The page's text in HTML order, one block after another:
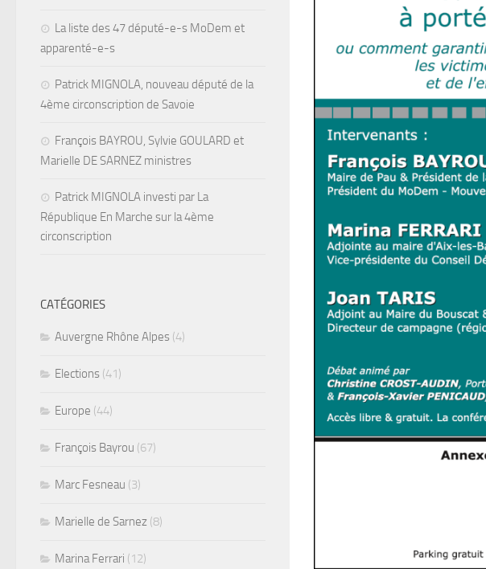
La liste des 47 député-e-s MoDem et
apparenté-e-s
Patrick MIGNOLA, nouveau député de la
4ème circonscription de Savoie
François BAYROU, Sylvie GOULARD et
Marielle DE SARNEZ ministres
Patrick MIGNOLA investi par La
République En Marche sur la 4ème
circonscription
CATÉGORIES
Auvergne Rhône Alpes (4)
Elections (41)
Europe (44)
François Bayrou (67)
Marc Fesneau (3)
Marielle de Sarnez (8)
Marina Ferrari (12)